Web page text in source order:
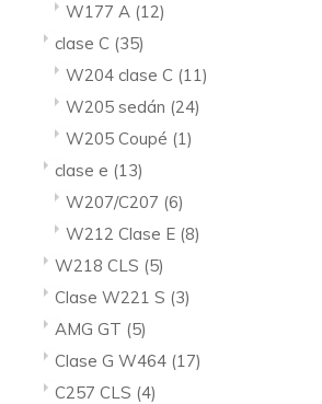
W177 A (12)
clase C (35)
W204 clase C (11)
W205 sedán (24)
W205 Coupé (1)
clase e (13)
W207/C207 (6)
W212 Clase E (8)
W218 CLS (5)
Clase W221 S (3)
AMG GT (5)
Clase G W464 (17)
C257 CLS (4)